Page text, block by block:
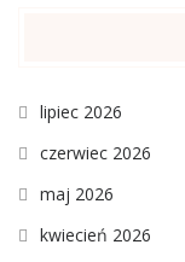
lipiec 2026
czerwiec 2026
maj 2026
kwiecień 2026